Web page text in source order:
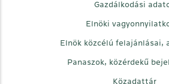
Gazdálkodási
Elnöki
Elnök közcélú felajánlásai,
Panaszok, közérdekű
Közadattár